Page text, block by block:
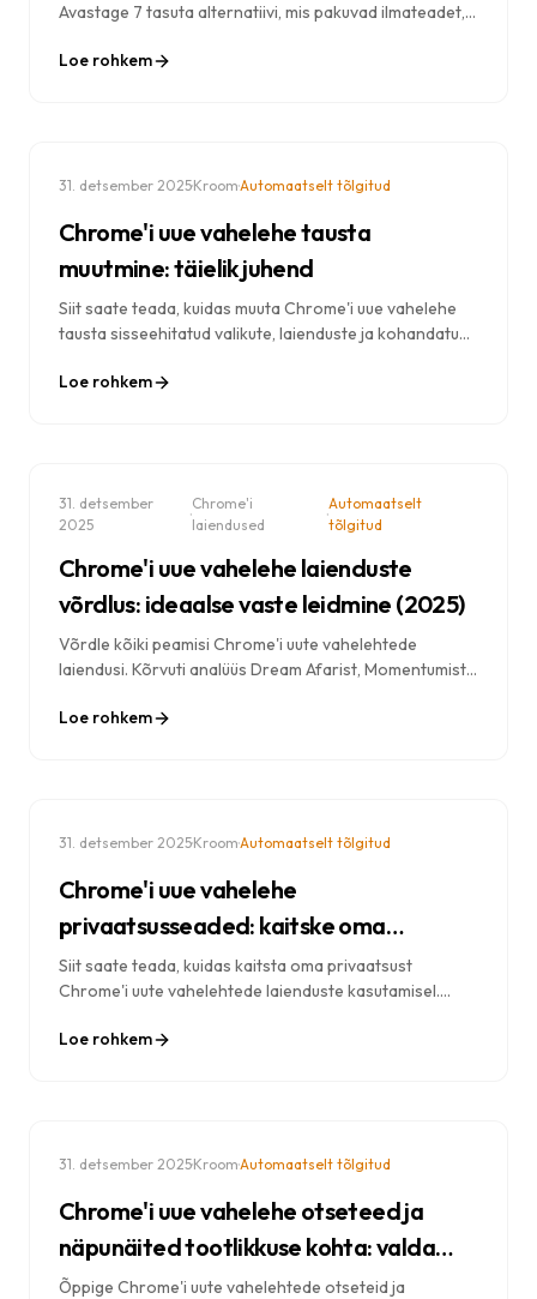
Avastage 7 tasuta alternatiivi, mis pakuvad ilmateadet,
Loe rohkem
31. detsember 2025·Kroom·Automaatselt tõlgitud
Chrome'i uue vahelehe tausta
muutmine: täielik juhend
Siit saate teada, kuidas muuta Chrome'i uue vahelehe
tausta sisseehitatud valikute, laienduste ja kohandatud
Loe rohkem
31. detsember
2025
·Chrome'i
laiendused
·Automaatselt
tõlgitud
Chrome'i uue vahelehe laienduste
võrdlus: ideaalse vaste leidmine (2025)
Võrdle kõiki peamisi Chrome'i uute vahelehtede
laiendusi. Kõrvuti analüüs Dream Afarist, Momentumist,
vaheleht.
Loe rohkem
31. detsember 2025·Kroom·Automaatselt tõlgitud
Chrome'i uue vahelehe
privaatsusseaded: kaitske oma
andmeid kohandamise ajal
Siit saate teada, kuidas kaitsta oma privaatsust
Chrome'i uute vahelehtede laienduste kasutamisel.
privaatsust austavate valikute valimisest.
Loe rohkem
31. detsember 2025·Kroom·Automaatselt tõlgitud
Chrome'i uue vahelehe otseteed ja
näpunäited tootlikkuse kohta: valda
oma brauserit
Õppige Chrome'i uute vahelehtede otseteid ja